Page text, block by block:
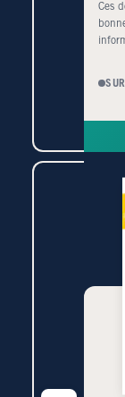
Ces
au